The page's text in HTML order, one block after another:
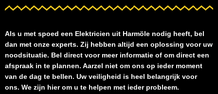
Als u met spoed een Elektricien uit Harmöle nodig heeft, bel
dan met onze experts. Zij hebben altijd een oplossing voor uw
noodsituatie. Bel direct voor meer informatie of om direct een
afspraak in te plannen. Aarzel niet om ons op ieder moment
van de dag te bellen. Uw veiligheid is heel belangrijk voor
ons. We zijn hier om u te helpen met ieder probleem.